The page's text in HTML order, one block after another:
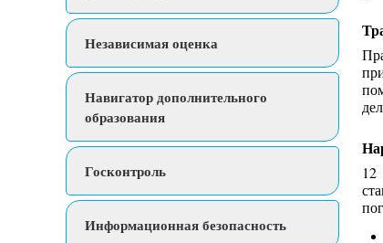
Независимая оценка
Навигатор дополнительного
образования
Госконтроль
Информационная безопасность
12